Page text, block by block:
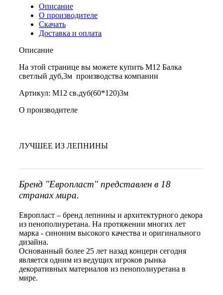
Описание
О производителе
Скачать
Доставка и оплата
Описание
На этой странице вы можете купить М12 Балка
светлый дуб,3м производства компании
Артикул: М12 св.дуб(60*120)3м
О производителе
ЛУЧШЕЕ ИЗ ЛЕПНИНЫ
Бренд "Европласт" представлен в 18
странах мира.
Европласт – бренд лепнины и архитектурного декора
из пенополиуретана. На протяжении многих лет
марка - синоним высокого качества и оригинального
дизайна.
Основанный более 25 лет назад концерн сегодня
является одним из ведущих игроков рынка
декоративных материалов из пенополиуретана в
мире.